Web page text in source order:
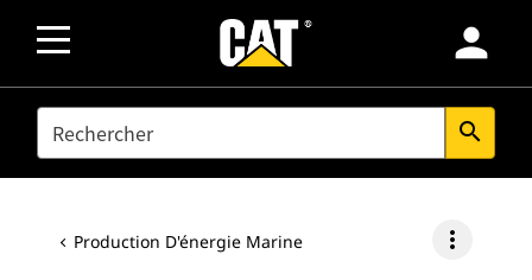
person
SEARCH search
Production D'énergie Marine more_vert